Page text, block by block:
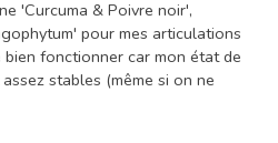
'Curcuma & Poivre noir',
pour mes articulations
fonctionner car mon état de
stables (même si on ne